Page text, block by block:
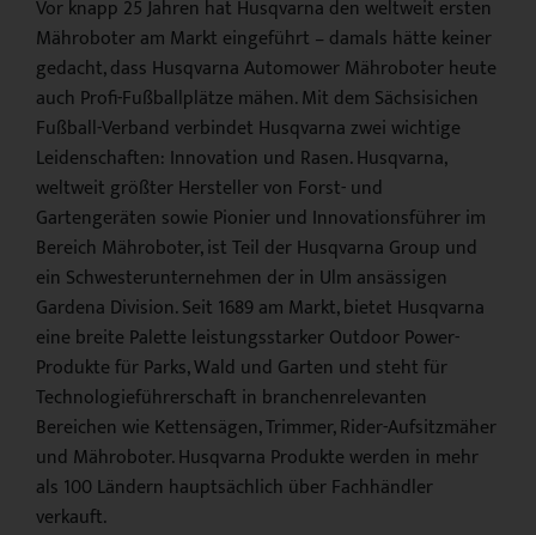
Vor knapp 25 Jahren hat Husqvarna den weltweit ersten
Mähroboter am Markt eingeführt – damals hätte keiner
gedacht, dass Husqvarna Automower Mähroboter heute
auch Profi-Fußballplätze mähen. Mit dem Sächsisichen
Fußball-Verband verbindet Husqvarna zwei wichtige
Leidenschaften: Innovation und Rasen. Husqvarna,
weltweit größter Hersteller von Forst- und
Gartengeräten sowie Pionier und Innovationsführer im
Bereich Mähroboter, ist Teil der Husqvarna Group und
ein Schwesterunternehmen der in Ulm ansässigen
Gardena Division. Seit 1689 am Markt, bietet Husqvarna
eine breite Palette leistungsstarker Outdoor Power-
Produkte für Parks, Wald und Garten und steht für
Technologieführerschaft in branchenrelevanten
Bereichen wie Kettensägen, Trimmer, Rider-Aufsitzmäher
und Mähroboter. Husqvarna Produkte werden in mehr
als 100 Ländern hauptsächlich über Fachhändler
verkauft.